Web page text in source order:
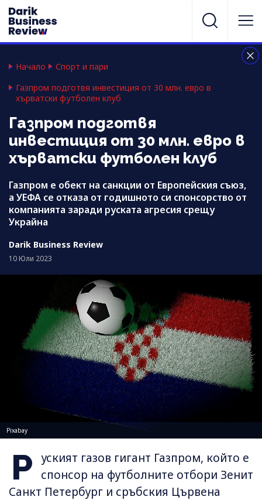
Начало
Спорт и пари
Газпром подготвя инвестиция от 30 млн. евро в
хърватски футболен клуб
Газпром подготвя
инвестиция от 30 млн. евро в
хърватски футболен клуб
Газпром е обект на санкции от Европейския съюз,
а УЕФА се отказа от годишното си спонсорство от
компанията заради руската агресия срещу
Украйна
Darik Business Review
10 Юли 2023
Pixabay
Р
уският газов гигант Газпром, който е
спонсор на футболните отбори Зенит
Санкт Петербург и сръбския Цървена